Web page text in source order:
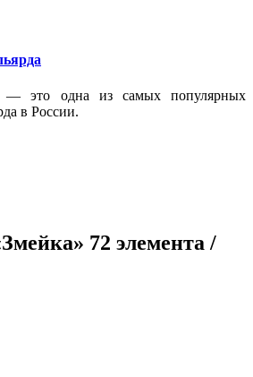
— это одна из самых популярных
в России.
72 элемента /